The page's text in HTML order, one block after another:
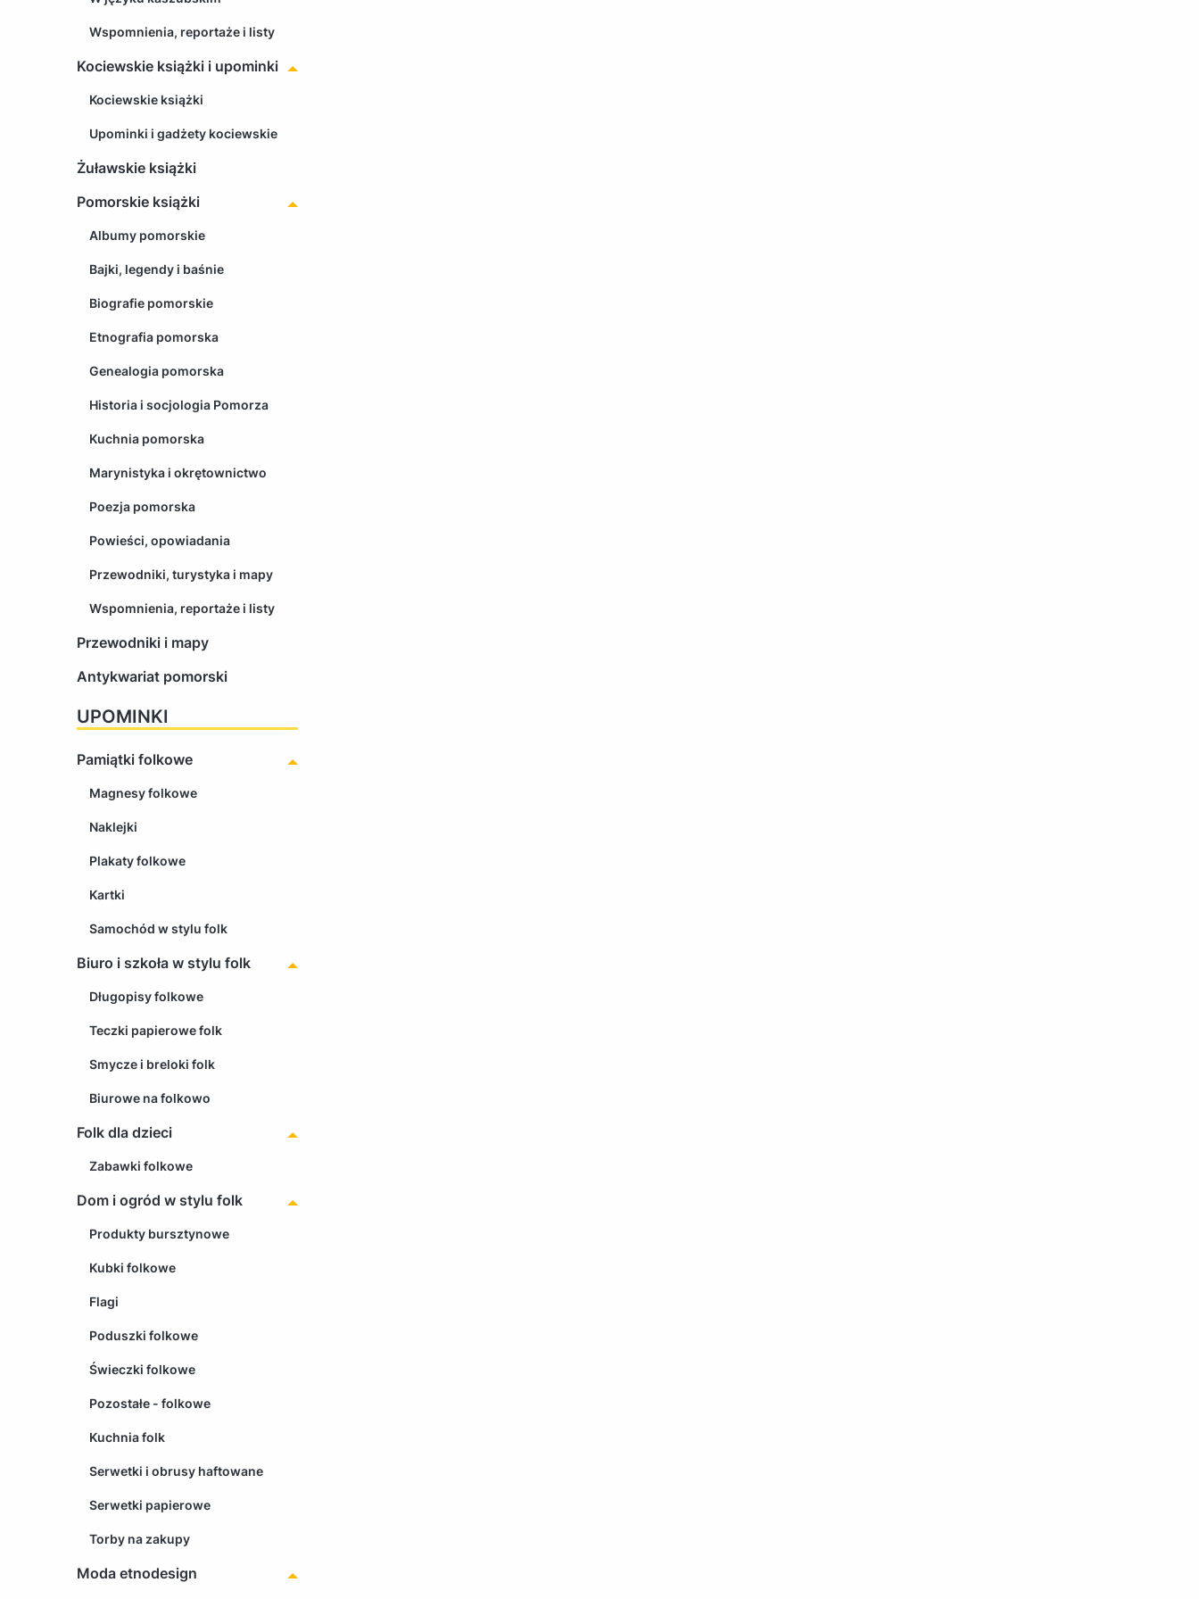
Wspomnienia, reportaże i listy
Kociewskie książki i upominki
Kociewskie książki
Upominki i gadżety kociewskie
Żuławskie książki
Pomorskie książki
Albumy pomorskie
Bajki, legendy i baśnie
Biografie pomorskie
Etnografia pomorska
Genealogia pomorska
Historia i socjologia Pomorza
Kuchnia pomorska
Marynistyka i okrętownictwo
Poezja pomorska
Powieści, opowiadania
Przewodniki, turystyka i mapy
Wspomnienia, reportaże i listy
Przewodniki i mapy
Antykwariat pomorski
UPOMINKI
Pamiątki folkowe
Magnesy folkowe
Naklejki
Plakaty folkowe
Kartki
Samochód w stylu folk
Biuro i szkoła w stylu folk
Długopisy folkowe
Teczki papierowe folk
Smycze i breloki folk
Biurowe na folkowo
Folk dla dzieci
Zabawki folkowe
Dom i ogród w stylu folk
Produkty bursztynowe
Kubki folkowe
Flagi
Poduszki folkowe
Świeczki folkowe
Pozostałe - folkowe
Kuchnia folk
Serwetki i obrusy haftowane
Serwetki papierowe
Torby na zakupy
Moda etnodesign